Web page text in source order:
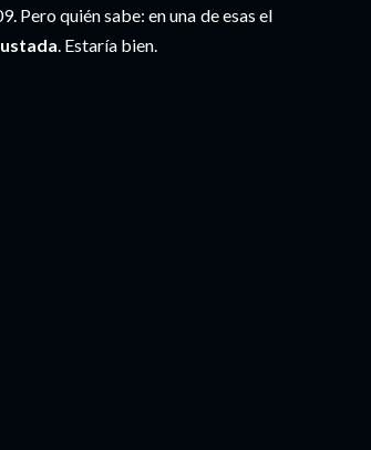
Pero quién sabe: en una de esas el
. Estaría bien.